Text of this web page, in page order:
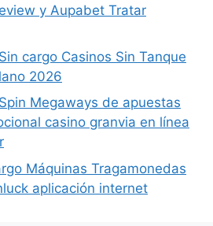
y Aupabet Tratar
cargo Casinos Sin Tanque
2026
Megaways de apuestas
casino granvia en línea
Máquinas Tragamonedas
aplicación internet